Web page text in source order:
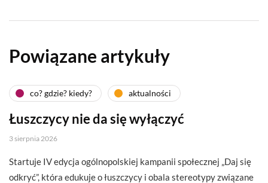
Powiązane artykuły
co? gdzie? kiedy? aktualności
Łuszczycy nie da się wyłączyć
3 sierpnia 2026
Startuje IV edycja ogólnopolskiej kampanii społecznej „Daj się
odkryć”, która edukuje o łuszczycy i obala stereotypy związane